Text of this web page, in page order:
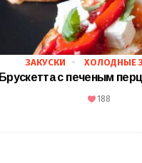
ЗАКУСКИ ХОЛОДНЫЕ
Брускетта с печеным
188